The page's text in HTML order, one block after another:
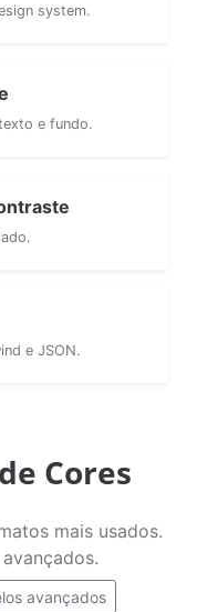
system.
e fundo.
e JSON.
Cores
mais usados.
avançados